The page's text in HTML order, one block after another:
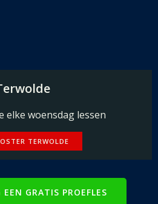
elke woensdag lessen
TERWOLDE
GRATIS PROEFLES